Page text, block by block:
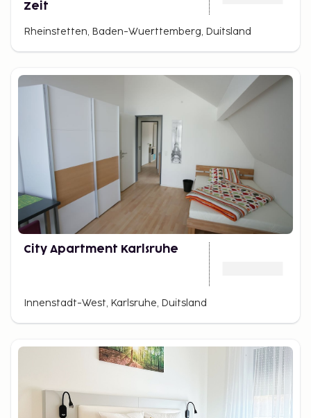
Zeit
Rheinstetten, Baden-Wuerttemberg, Duitsland
City Apartment Karlsruhe
Innenstadt-West, Karlsruhe, Duitsland